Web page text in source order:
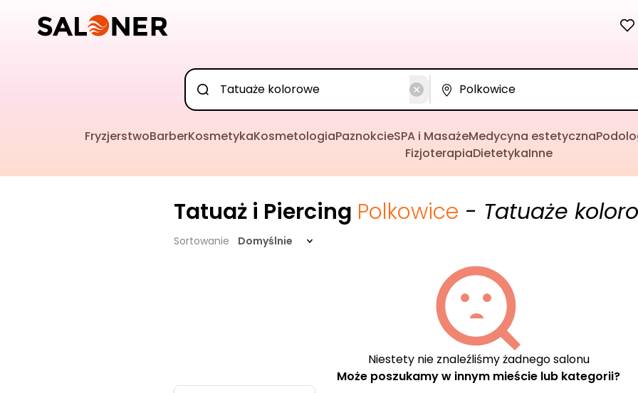
FryzjerstwoBarberKosmetykaKosmetologiaPaznokcieSPA i MasażeMedycyna estetyczna
FizjoterapiaDietetykaInne
Tatuaż i Piercing Polkowice - Tatuaże
Sortowanie Domyślnie
Niestety nie znaleźliśmy żadnego salonu
Może poszukamy w innym mieście lub kategorii?